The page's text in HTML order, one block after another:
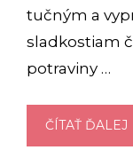
tučným a
sladkostiam
potraviny …
ČÍTAŤ ĎALEJ